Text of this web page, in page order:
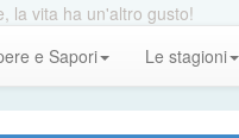
la vita ha un'altro gusto!
e Sapori Le stagioni